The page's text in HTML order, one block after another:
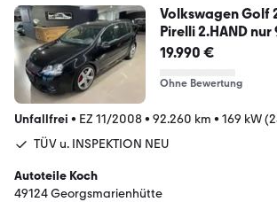
Volkswagen Golf
Pirelli
19.990 €
Ohne Bewertung
Unfallfrei • EZ 11/2008• 92.260 km • 169 kW
TÜV u. INSPEKTION NEU
Autoteile Koch
49124 Georgsmarienhütte